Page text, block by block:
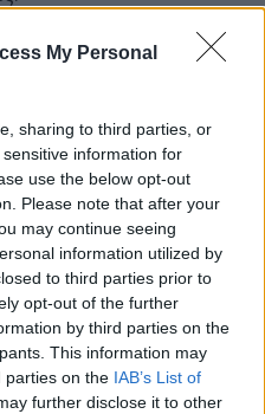
My Personal
sharing to third parties, or
information for
use the below opt-out
Please note that after your
may continue seeing
information utilized by
to third parties prior to
opt-out of the further
by third parties on the
This information may
parties on the IAB’s List of
further disclose it to other